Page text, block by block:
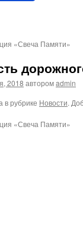
«Свеча Памяти»
2018 авторомadmin
в рубрике Новости.
«Свеча Памяти»